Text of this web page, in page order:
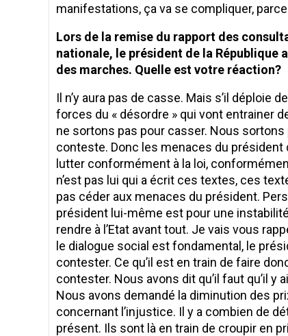
manifestations, ça va se compliquer,
Lors de la remise du rapport des
nationale, le président de la République
des marches. Quelle est votre réaction?
Il n’y aura pas de casse. Mais s’il déploie
forces du « désordre » qui vont entrainer
ne sortons pas pour casser. Nous
conteste. Donc les menaces du président
lutter conformément à la loi,
n’est pas lui qui a écrit ces textes, ces
pas céder aux menaces du président.
président lui-même est pour une
rendre à l’Etat avant tout. Je vais vous
le dialogue social est fondamental, le
contester. Ce qu’il est en train de faire
contester. Nous avons dit qu’il faut qu’il y
Nous avons demandé la diminution des
concernant l’injustice. Il y a combien de
présent. Ils sont là en train de croupir en